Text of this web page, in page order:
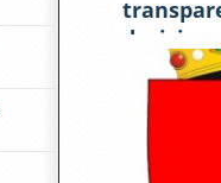
anul